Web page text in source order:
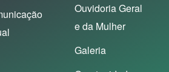
Ouvidoria Geral
e da Mulher
Galeria